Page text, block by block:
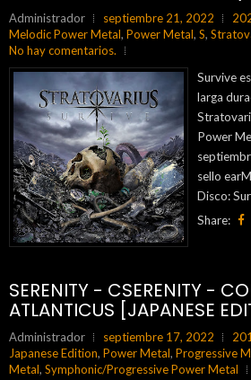
Administrador septiembre 21, 2022
Melodic Power Metal, Power Metal, S,
No hay comentarios.
Survive
larga
Power
sello
Disco:
Share:
SERENITY - CSERENITY -
ATLANTICUS [JAPANESE
Administrador septiembre 17, 2022
Japanese Edition, Power Metal, Progressive
Metal, Symphonic/Progressive Power Metal